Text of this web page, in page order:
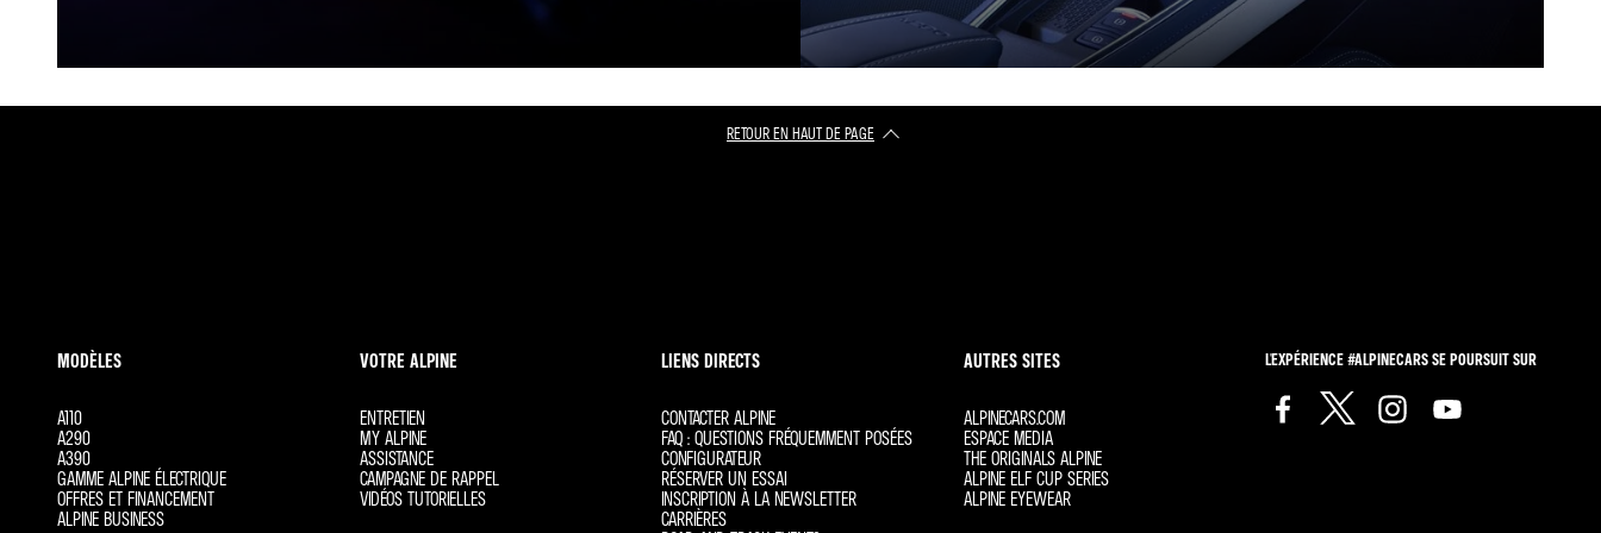
RETOUR EN HAUT DE PAGE​
MODÈLES
A110
A290
A390
GAMME ALPINE ÉLECTRIQUE
OFFRES ET FINANCEMENT
ALPINE BUSINESS
VOTRE ALPINE
ENTRETIEN
MY ALPINE
ASSISTANCE
CAMPAGNE DE RAPPEL
VIDÉOS TUTORIELLES
LIENS DIRECTS
CONTACTER ALPINE
FAQ : QUESTIONS FRÉQUEMMENT POSÉES
CONFIGURATEUR
RÉSERVER UN ESSAI
INSCRIPTION À LA NEWSLETTER
CARRIÈRES
AUTRES SITES
ALPINECARS.COM
ESPACE MEDIA
THE ORIGINALS ALPINE
ALPINE ELF CUP SERIES
ALPINE EYEWEAR
L'EXPÉRIENCE #ALPINECARS SE POURSUIT SUR